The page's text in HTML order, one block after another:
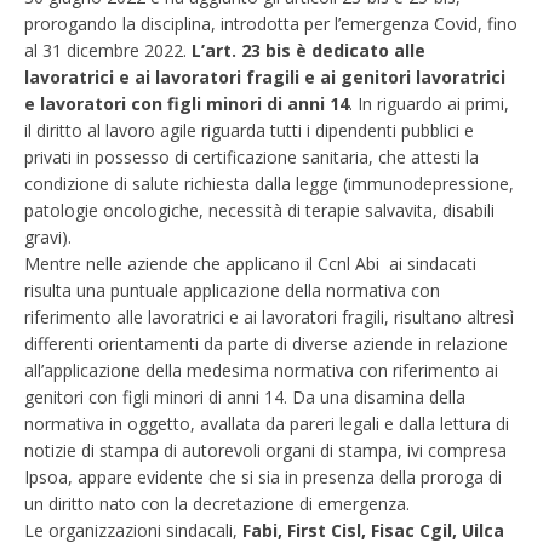
prorogando la disciplina, introdotta per l’emergenza Covid, fino
al 31 dicembre 2022. L’art. 23 bis è dedicato alle
lavoratrici e ai lavoratori fragili e ai genitori lavoratrici
e lavoratori con figli minori di anni 14. In riguardo ai primi,
il diritto al lavoro agile riguarda tutti i dipendenti pubblici e
privati in possesso di certificazione sanitaria, che attesti la
condizione di salute richiesta dalla legge (immunodepressione,
patologie oncologiche, necessità di terapie salvavita, disabili
gravi).
Mentre nelle aziende che applicano il Ccnl Abi ai sindacati
risulta una puntuale applicazione della normativa con
riferimento alle lavoratrici e ai lavoratori fragili, risultano altresì
differenti orientamenti da parte di diverse aziende in relazione
all’applicazione della medesima normativa con riferimento ai
genitori con figli minori di anni 14. Da una disamina della
normativa in oggetto, avallata da pareri legali e dalla lettura di
notizie di stampa di autorevoli organi di stampa, ivi compresa
Ipsoa, appare evidente che si sia in presenza della proroga di
un diritto nato con la decretazione di emergenza.
Le organizzazioni sindacali, Fabi, First Cisl, Fisac Cgil, Uilca